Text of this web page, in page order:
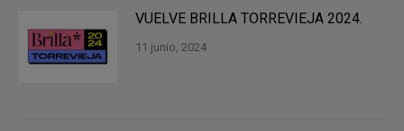
VUELVE BRILLA TORREVIEJA 2024.
11 junio, 2024